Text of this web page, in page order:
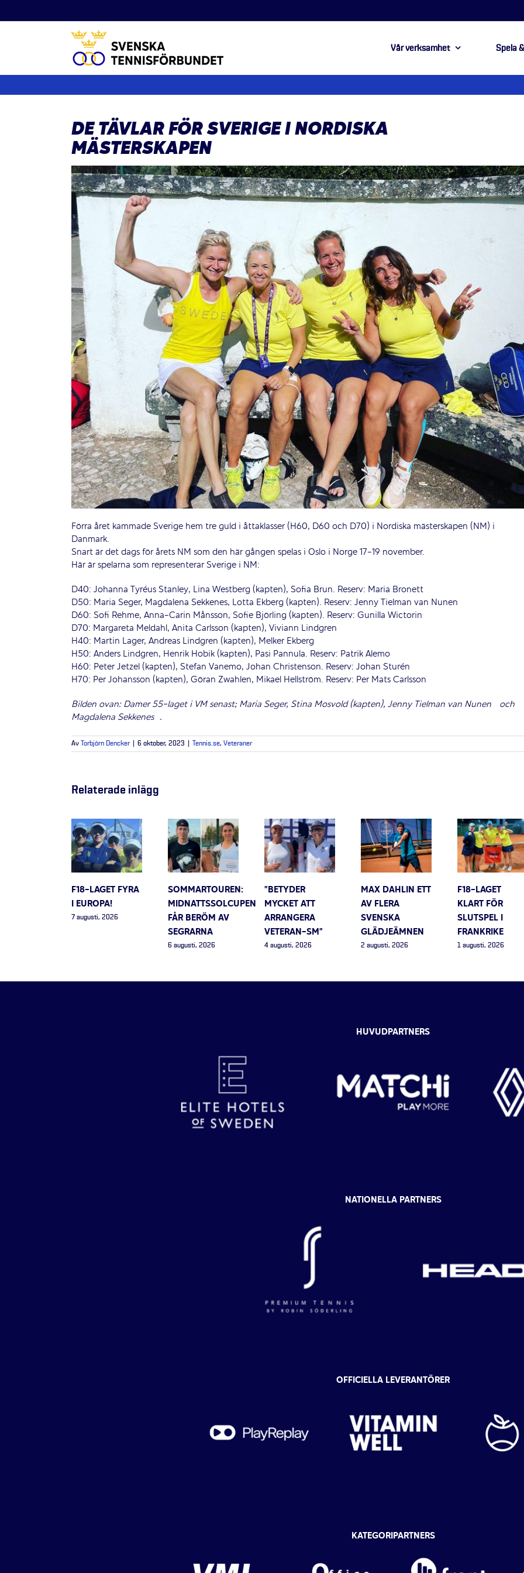
till
Vår verksamhet Spela
DE TÄVLAR FÖR SVERIGE I NORDISKA
MÄSTERSKAPEN
Förra året kammade Sverige hem tre guld i åttaklasser (H60, D60 och D70) i Nordiska mästerskapen (NM) i
Danmark.
Snart är det dags för årets NM som den här gången spelas i Oslo i Norge 17-19 november.
Här är spelarna som representerar Sverige i NM:
D40: Johanna Tyréus Stanley, Lina Westberg (kapten), Sofia Brun. Reserv: Maria Bronett
D50: Maria Seger, Magdalena Sekkenes, Lotta Ekberg (kapten). Reserv: Jenny Tielman van Nunen
D60: Sofi Rehme, Anna-Carin Månsson, Sofie Björling (kapten). Reserv: Gunilla Wictorin
D70: Margareta Meldahl, Anita Carlsson (kapten), Viviann Lindgren
H40: Martin Lager, Andreas Lindgren (kapten), Melker Ekberg
H50: Anders Lindgren, Henrik Hobik (kapten), Pasi Pannula. Reserv: Patrik Alemo
H60: Peter Jetzel (kapten), Stefan Vanemo, Johan Christenson. Reserv: Johan Sturén
H70: Per Johansson (kapten), Göran Zwahlen, Mikael Hellström. Reserv: Per Mats Carlsson
Bilden ovan: Damer 55-laget i VM senast; Maria Seger, Stina Mosvold (kapten), Jenny Tielman van Nunen och
Magdalena Sekkenes .
Av Torbjörn Dencker 6 oktober, 2023 Tennis.se, Veteraner
Relaterade inlägg
F18-LAGET FYRA
I EUROPA!
7 augusti, 2026
SOMMARTOUREN:
MIDNATTSSOLCUPEN
FÅR BERÖM AV
SEGRARNA
6 augusti, 2026
”BETYDER
MYCKET ATT
ARRANGERA
VETERAN-SM”
4 augusti, 2026
MAX DAHLIN ETT
AV FLERA
SVENSKA
GLÄDJEÄMNEN
2 augusti, 2026
F18-LAGET
KLART FÖR
SLUTSPEL I
FRANKRIKE
1 augusti, 2026
HUVUDPARTNERS
NATIONELLA PARTNERS
OFFICIELLA LEVERANTÖRER
KATEGORIPARTNERS